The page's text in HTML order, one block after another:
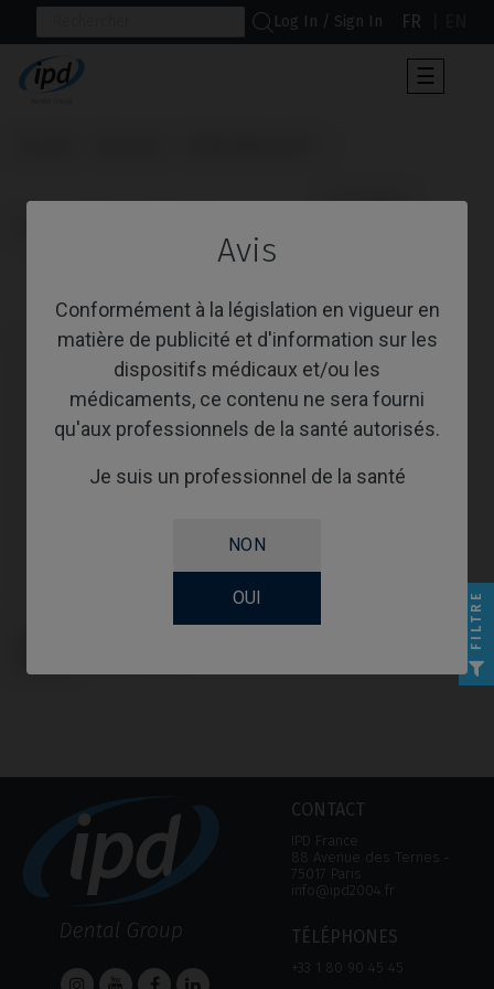
Avis
Conformément à la législation en vigueur en
matière de publicité et d'information sur les
dispositifs médicaux et/ou les
médicaments, ce contenu ne sera fourni
qu'aux professionnels de la santé autorisés.
Je suis un professionnel de la santé
NON
OUI
Log In / Sign In FR
Toggle
☰
                      Calcinable
CONTACT
IPD France
88 Avenue des Ternes ‑
75017 Paris
info@ipd2004.fr
TÉLÉPHONES
+33 1 80 90 45 45
FILTRE